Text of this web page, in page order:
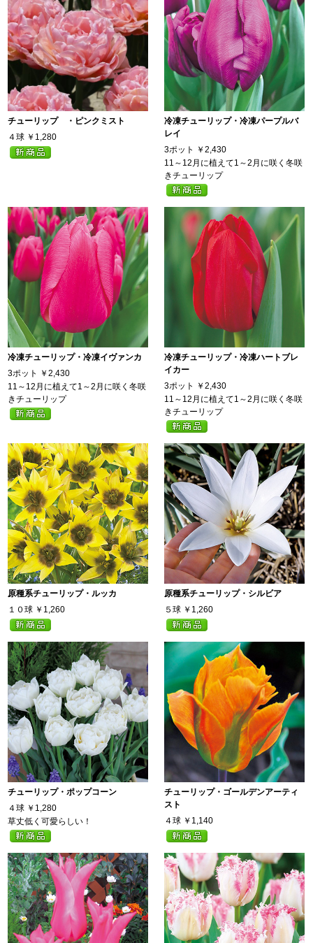
チューリップ ・ピンクミスト
４球 ￥1,280
冷凍チューリップ・冷凍パープルバ
レイ
3ポット
￥2,430
11～12月に植えて1～2月に咲く冬咲
きチューリップ
冷凍チューリップ・冷凍イヴァンカ
3ポット
￥2,430
11～12月に植えて1～2月に咲く冬咲
きチューリップ
冷凍チューリップ・冷凍ハートブレ
イカー
3ポット
￥2,430
11～12月に植えて1～2月に咲く冬咲
きチューリップ
原種系チューリップ・ルッカ
１０球 ￥1,260
原種系チューリップ・シルビア
５球 ￥1,260
チューリップ・ポップコーン
４球 ￥1,280
草丈低く可愛らしい！
チューリップ・ゴールデンアーティ
スト
４球 ￥1,140